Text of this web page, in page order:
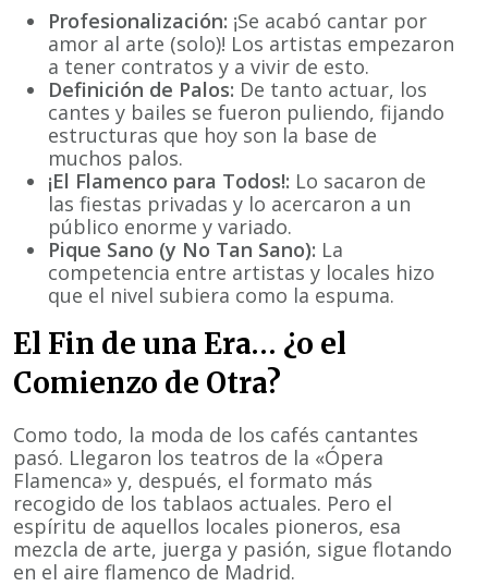
Profesionalización: ¡Se acabó cantar por
amor al arte (solo)! Los artistas empezaron
a tener contratos y a vivir de esto.
Definición de Palos: De tanto actuar, los
cantes y bailes se fueron puliendo, fijando
estructuras que hoy son la base de
muchos palos.
¡El Flamenco para Todos!: Lo sacaron de
las fiestas privadas y lo acercaron a un
público enorme y variado.
Pique Sano (y No Tan Sano): La
competencia entre artistas y locales hizo
que el nivel subiera como la espuma.
El Fin de una Era… ¿o el
Comienzo de Otra?
Como todo, la moda de los cafés cantantes
pasó. Llegaron los teatros de la «Ópera
Flamenca» y, después, el formato más
recogido de los tablaos actuales. Pero el
espíritu de aquellos locales pioneros, esa
mezcla de arte, juerga y pasión, sigue flotando
en el aire flamenco de Madrid.